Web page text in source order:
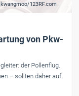
123RF.com
von Pkw-
der Pollenflug.
– sollten daher auf